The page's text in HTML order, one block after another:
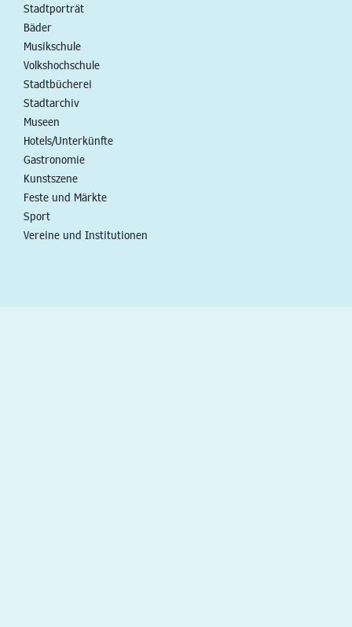
Stadtporträt
Bäder
Musikschule
Volkshochschule
Stadtbücherei
Stadtarchiv
Museen
Hotels/Unterkünfte
Gastronomie
Kunstszene
Feste und Märkte
Sport
Vereine und Institutionen